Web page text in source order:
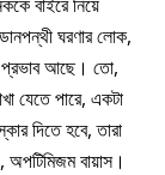
ঘরণার লোক,
প্রভাব আছে। তো,
যেতে পারে, একটা
দিতে হবে, তারা
বায়াস।